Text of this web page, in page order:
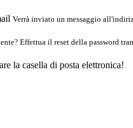
Verrà inviato un messaggio
Effettua il reset della password
la casella di posta elettronica!